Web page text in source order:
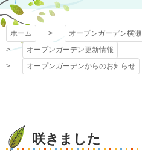
ホーム
オープンガーデン横瀬
オープンガーデン更新情報
オープンガーデンからのお知らせ
咲きました